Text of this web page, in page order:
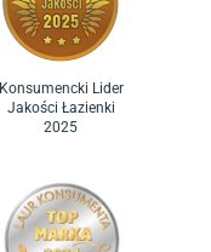
Konsumencki Lider
Jakości Łazienki
2025